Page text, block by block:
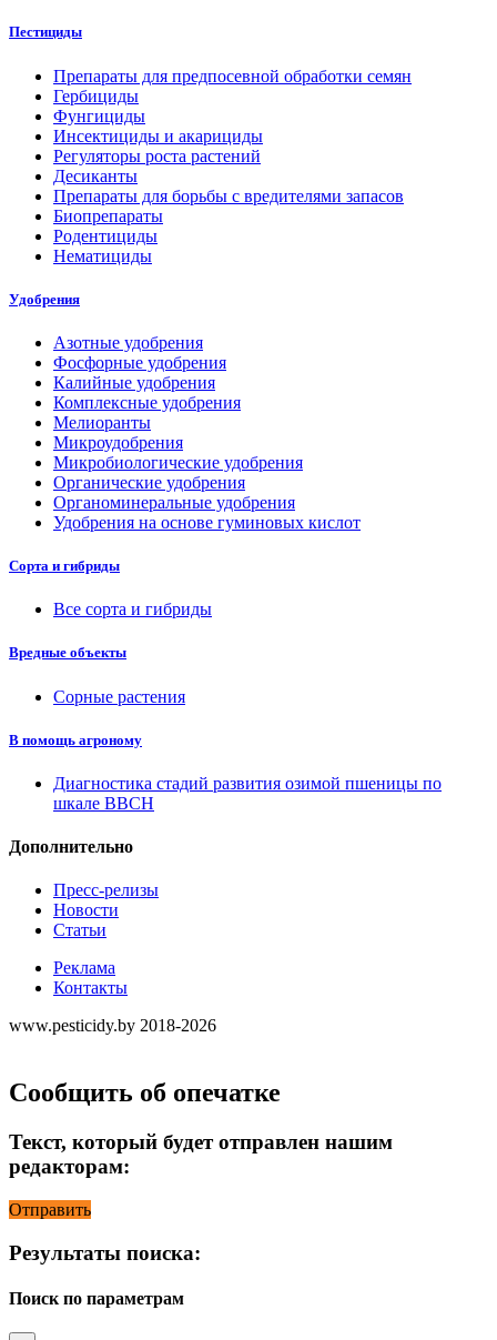
Пестициды
Препараты для предпосевной обработки семян
Гербициды
Фунгициды
Инсектициды и акарициды
Регуляторы роста растений
Десиканты
Препараты для борьбы с вредителями запасов
Биопрепараты
Родентициды
Нематициды
Удобрения
Азотные удобрения
Фосфорные удобрения
Калийные удобрения
Комплексные удобрения
Мелиоранты
Микроудобрения
Микробиологические удобрения
Органические удобрения
Органоминеральные удобрения
Удобрения на основе гуминовых кислот
Сорта и гибриды
Все сорта и гибриды
Вредные объекты
Сорные растения
В помощь агроному
Диагностика стадий развития озимой пшеницы по
шкале ВВСН
Дополнительно
Пресс-релизы
Новости
Статьи
Реклама
Контакты
www.pesticidy.by 2018-2026
Сообщить об опечатке
Текст, который будет отправлен нашим
редакторам:
Отправить
Результаты поиска:
Поиск по параметрам